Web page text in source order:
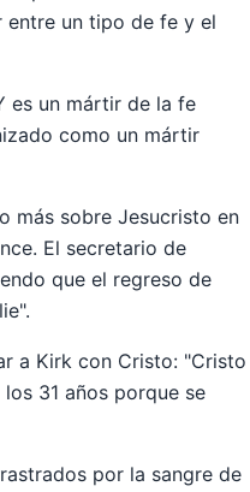
un tipo de fe y el
es un mártir de la fe
como un mártir
más sobre Jesucristo en
El secretario de
que el regreso de
a Kirk con Cristo: "Cristo
31 años porque se
por la sangre de